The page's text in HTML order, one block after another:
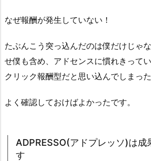
なぜ報酬が発生していない！
たぶんこう突っ込んだのは僕だけじゃ
せ僕も含め、アドセンスに慣れきって
クリック報酬型だと思い込んでしまっ
よく確認しておけばよかったです。
ADPRESSO(アドプレッソ)は成
す